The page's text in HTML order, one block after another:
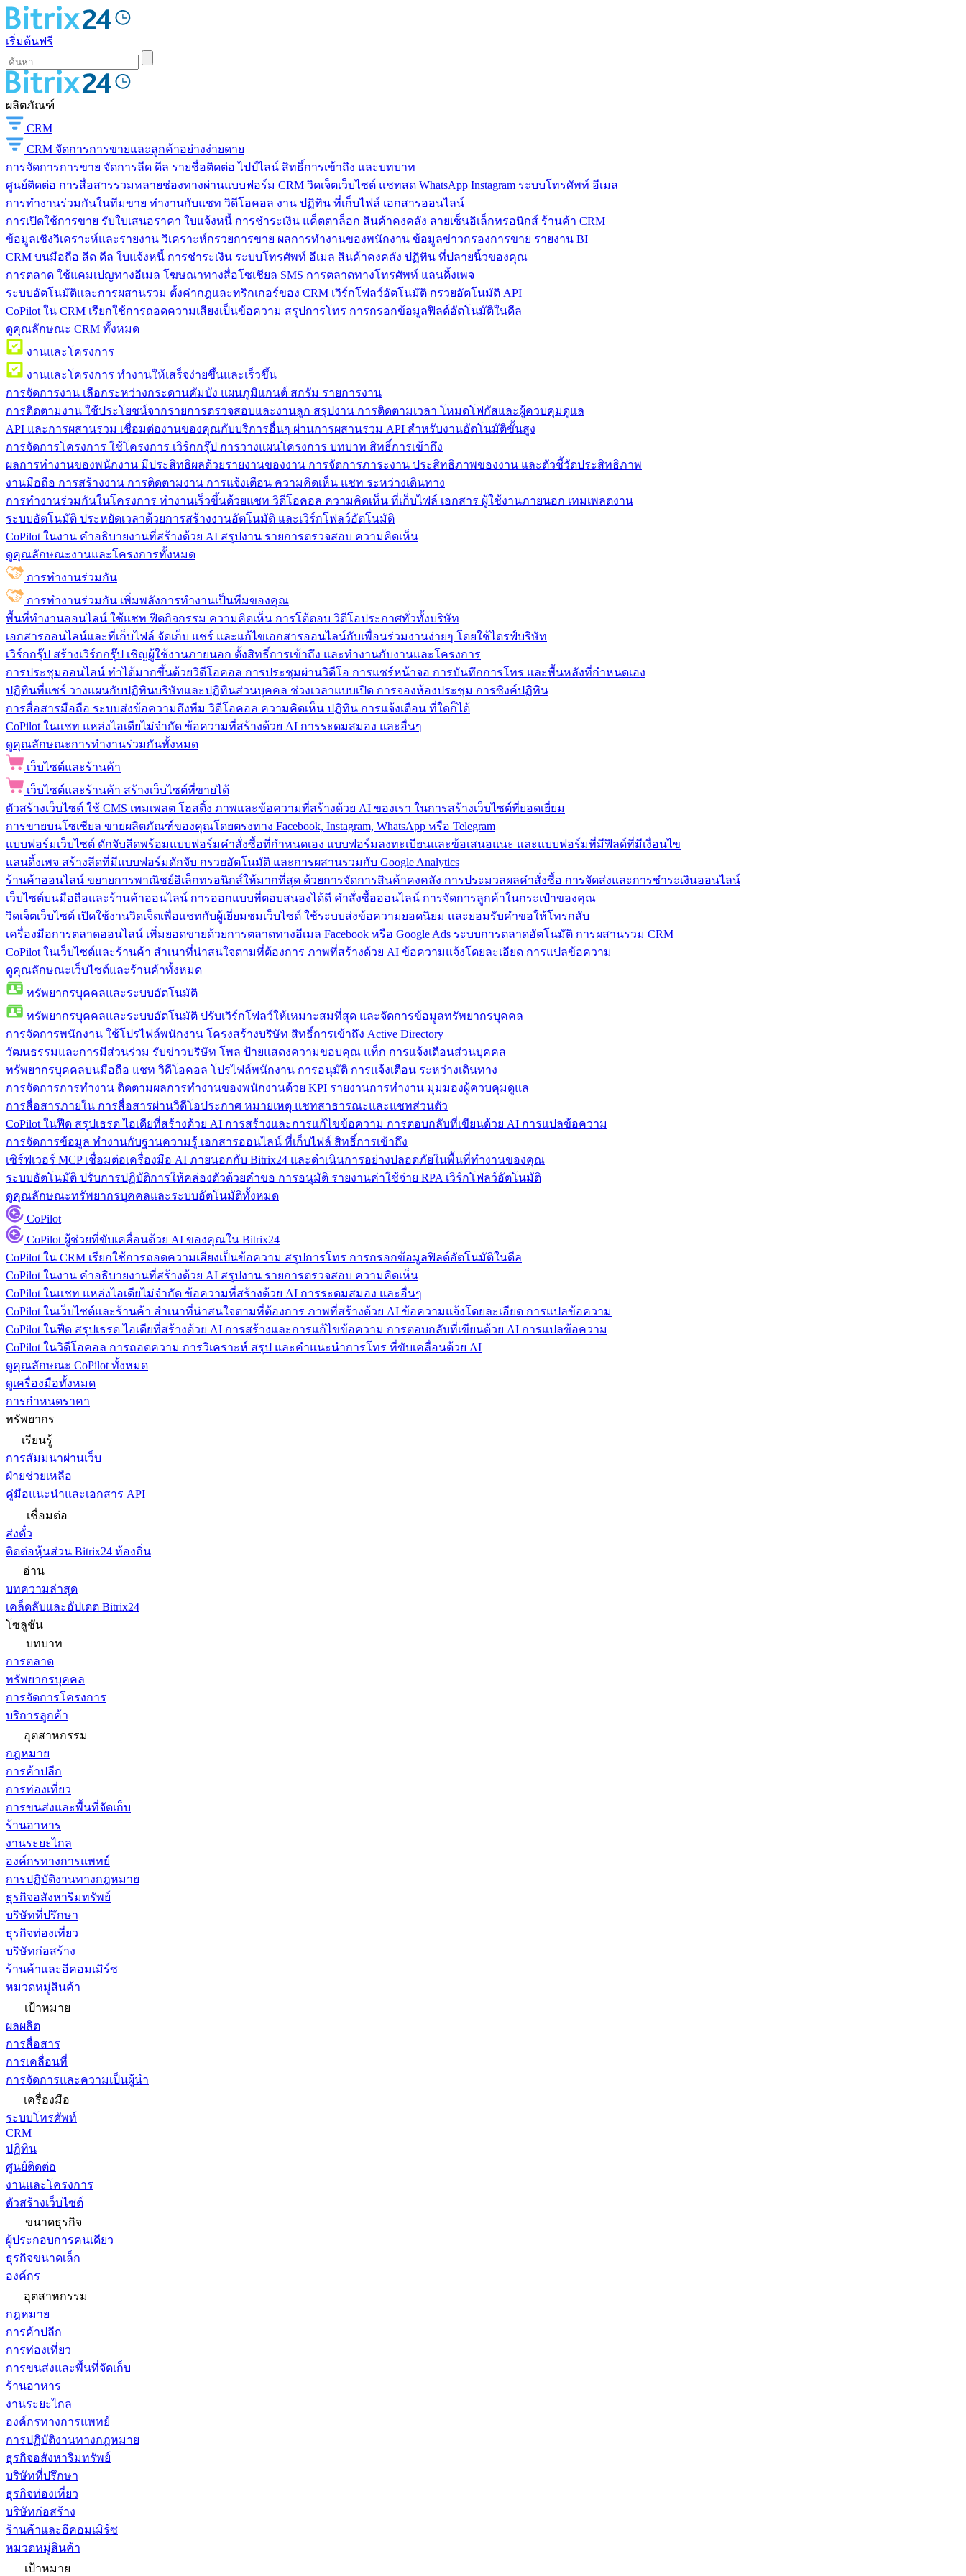
เริ่มต้นฟรี
ผลิตภัณฑ์
CRM
CRM จัดการการขายและลูกค้าอย่างง่ายดาย
การจัดการการขาย จัดการลีด ดีล รายชื่อติดต่อ ไปป์ไลน์ สิทธิ์การเข้าถึง และบทบาท
ศูนย์ติดต่อ การสื่อสารรวมหลายช่องทางผ่านแบบฟอร์ม CRM วิดเจ็ตเว็บไซต์ แชทสด WhatsApp Instagram ระบบโทรศัพท์ อีเมล
การทำงานร่วมกันในทีมขาย ทำงานกับแชท วิดีโอคอล งาน ปฏิทิน ที่เก็บไฟล์ เอกสารออนไลน์
การเปิดใช้การขาย รับใบเสนอราคา ใบแจ้งหนี้ การชำระเงิน แค็ตตาล็อก สินค้าคงคลัง ลายเซ็นอิเล็กทรอนิกส์ ร้านค้า CRM
ข้อมูลเชิงวิเคราะห์และรายงาน วิเคราะห์กรวยการขาย ผลการทำงานของพนักงาน ข้อมูลข่าวกรองการขาย รายงาน BI
CRM บนมือถือ ลีด ดีล ใบแจ้งหนี้ การชำระเงิน ระบบโทรศัพท์ อีเมล สินค้าคงคลัง ปฏิทิน ที่ปลายนิ้วของคุณ
การตลาด ใช้แคมเปญทางอีเมล โฆษณาทางสื่อโซเชียล SMS การตลาดทางโทรศัพท์ แลนดิ้งเพจ
ระบบอัตโนมัติและการผสานรวม ตั้งค่ากฎและทริกเกอร์ของ CRM เวิร์กโฟลว์อัตโนมัติ กรวยอัตโนมัติ API
CoPilot ใน CRM เรียกใช้การถอดความเสียงเป็นข้อความ สรุปการโทร การกรอกข้อมูลฟิลด์อัตโนมัติในดีล
ดูคุณลักษณะ CRM ทั้งหมด
งานและโครงการ
งานและโครงการ ทำงานให้เสร็จง่ายขึ้นและเร็วขึ้น
การจัดการงาน เลือกระหว่างกระดานคัมบัง แผนภูมิแกนต์ สกรัม รายการงาน
การติดตามงาน ใช้ประโยชน์จากรายการตรวจสอบและงานลูก สรุปงาน การติดตามเวลา โหมดโฟกัสและผู้ควบคุมดูแล
API และการผสานรวม เชื่อมต่องานของคุณกับบริการอื่นๆ ผ่านการผสานรวม API สำหรับงานอัตโนมัติขั้นสูง
การจัดการโครงการ ใช้โครงการ เวิร์กกรุ๊ป การวางแผนโครงการ บทบาท สิทธิ์การเข้าถึง
ผลการทำงานของพนักงาน มีประสิทธิผลด้วยรายงานของงาน การจัดการภาระงาน ประสิทธิภาพของงาน และตัวชี้วัดประสิทธิภาพ
งานมือถือ การสร้างงาน การติดตามงาน การแจ้งเตือน ความคิดเห็น แชท ระหว่างเดินทาง
การทำงานร่วมกันในโครงการ ทํางานเร็วขึ้นด้วยแชท วิดีโอคอล ความคิดเห็น ที่เก็บไฟล์ เอกสาร ผู้ใช้งานภายนอก เทมเพลตงาน
ระบบอัตโนมัติ ประหยัดเวลาด้วยการสร้างงานอัตโนมัติ และเวิร์กโฟลว์อัตโนมัติ
CoPilot ในงาน คำอธิบายงานที่สร้างด้วย AI สรุปงาน รายการตรวจสอบ ความคิดเห็น
ดูคุณลักษณะงานและโครงการทั้งหมด
การทำงานร่วมกัน
การทำงานร่วมกัน เพิ่มพลังการทำงานเป็นทีมของคุณ
พื้นที่ทำงานออนไลน์ ใช้แชท ฟีดกิจกรรม ความคิดเห็น การโต้ตอบ วิดีโอประกาศทั่วทั้งบริษัท
เอกสารออนไลน์และที่เก็บไฟล์ จัดเก็บ แชร์ และแก้ไขเอกสารออนไลน์กับเพื่อนร่วมงานง่ายๆ โดยใช้ไดรฟ์บริษัท
เวิร์กกรุ๊ป สร้างเวิร์กกรุ๊ป เชิญผู้ใช้งานภายนอก ตั้งสิทธิ์การเข้าถึง และทำงานกับงานและโครงการ
การประชุมออนไลน์ ทำได้มากขึ้นด้วยวิดีโอคอล การประชุมผ่านวิดีโอ การแชร์หน้าจอ การบันทึกการโทร และพื้นหลังที่กำหนดเอง
ปฏิทินที่แชร์ วางแผนกับปฏิทินบริษัทและปฏิทินส่วนบุคคล ช่วงเวลาแบบเปิด การจองห้องประชุม การซิงค์ปฏิทิน
การสื่อสารมือถือ ระบบส่งข้อความถึงทีม วิดีโอคอล ความคิดเห็น ปฏิทิน การแจ้งเตือน ที่ใดก็ได้
CoPilot ในแชท แหล่งไอเดียไม่จำกัด ข้อความที่สร้างด้วย AI การระดมสมอง และอื่นๆ
ดูคุณลักษณะการทำงานร่วมกันทั้งหมด
เว็บไซต์และร้านค้า
เว็บไซต์และร้านค้า สร้างเว็บไซต์ที่ขายได้
ตัวสร้างเว็บไซต์ ใช้ CMS เทมเพลต โฮสติ้ง ภาพและข้อความที่สร้างด้วย AI ของเรา ในการสร้างเว็บไซต์ที่ยอดเยี่ยม
การขายบนโซเชียล ขายผลิตภัณฑ์ของคุณโดยตรงทาง Facebook, Instagram, WhatsApp หรือ Telegram
แบบฟอร์มเว็บไซต์ ดักจับลีดพร้อมแบบฟอร์มคำสั่งซื้อที่กำหนดเอง แบบฟอร์มลงทะเบียนและข้อเสนอแนะ และแบบฟอร์มที่มีฟิลด์ที่มีเงื่อนไข
แลนดิ้งเพจ สร้างลีดที่มีแบบฟอร์มดักจับ กรวยอัตโนมัติ และการผสานรวมกับ Google Analytics
ร้านค้าออนไลน์ ขยายการพาณิชย์อิเล็กทรอนิกส์ให้มากที่สุด ด้วยการจัดการสินค้าคงคลัง การประมวลผลคำสั่งซื้อ การจัดส่งและการชำระเงินออนไลน์
เว็บไซต์บนมือถือและร้านค้าออนไลน์ การออกแบบที่ตอบสนองได้ดี คำสั่งซื้อออนไลน์ การจัดการลูกค้าในกระเป๋าของคุณ
วิดเจ็ตเว็บไซต์ เปิดใช้งานวิดเจ็ตเพื่อแชทกับผู้เยี่ยมชมเว็บไซต์ ใช้ระบบส่งข้อความยอดนิยม และยอมรับคำขอให้โทรกลับ
เครื่องมือการตลาดออนไลน์ เพิ่มยอดขายด้วยการตลาดทางอีเมล Facebook หรือ Google Ads ระบบการตลาดอัตโนมัติ การผสานรวม CRM
CoPilot ในเว็บไซต์และร้านค้า สำเนาที่น่าสนใจตามที่ต้องการ ภาพที่สร้างด้วย AI ข้อความแจ้งโดยละเอียด การแปลข้อความ
ดูคุณลักษณะเว็บไซต์และร้านค้าทั้งหมด
ทรัพยากรบุคคลและระบบอัตโนมัติ
ทรัพยากรบุคคลและระบบอัตโนมัติ ปรับเวิร์กโฟลว์ให้เหมาะสมที่สุด และจัดการข้อมูลทรัพยากรบุคคล
การจัดการพนักงาน ใช้โปรไฟล์พนักงาน โครงสร้างบริษัท สิทธิ์การเข้าถึง Active Directory
วัฒนธรรมและการมีส่วนร่วม รับข่าวบริษัท โพล ป้ายแสดงความขอบคุณ แท็ก การแจ้งเตือนส่วนบุคคล
ทรัพยากรบุคคลบนมือถือ แชท วิดีโอคอล โปรไฟล์พนักงาน การอนุมัติ การแจ้งเตือน ระหว่างเดินทาง
การจัดการการทำงาน ติดตามผลการทำงานของพนักงานด้วย KPI รายงานการทำงาน มุมมองผู้ควบคุมดูแล
การสื่อสารภายใน การสื่อสารผ่านวิดีโอประกาศ หมายเหตุ แชทสาธารณะและแชทส่วนตัว
CoPilot ในฟีด สรุปเธรด ไอเดียที่สร้างด้วย AI การสร้างและการแก้ไขข้อความ การตอบกลับที่เขียนด้วย AI การแปลข้อความ
การจัดการข้อมูล ทำงานกับฐานความรู้ เอกสารออนไลน์ ที่เก็บไฟล์ สิทธิ์การเข้าถึง
เซิร์ฟเวอร์ MCP เชื่อมต่อเครื่องมือ AI ภายนอกกับ Bitrix24 และดำเนินการอย่างปลอดภัยในพื้นที่ทำงานของคุณ
ระบบอัตโนมัติ ปรับการปฏิบัติการให้คล่องตัวด้วยคำขอ การอนุมัติ รายงานค่าใช้จ่าย RPA เวิร์กโฟลว์อัตโนมัติ
ดูคุณลักษณะทรัพยากรบุคคลและระบบอัตโนมัติทั้งหมด
CoPilot
CoPilot ผู้ช่วยที่ขับเคลื่อนด้วย AI ของคุณใน Bitrix24
CoPilot ใน CRM เรียกใช้การถอดความเสียงเป็นข้อความ สรุปการโทร การกรอกข้อมูลฟิลด์อัตโนมัติในดีล
CoPilot ในงาน คำอธิบายงานที่สร้างด้วย AI สรุปงาน รายการตรวจสอบ ความคิดเห็น
CoPilot ในแชท แหล่งไอเดียไม่จำกัด ข้อความที่สร้างด้วย AI การระดมสมอง และอื่นๆ
CoPilot ในเว็บไซต์และร้านค้า สำเนาที่น่าสนใจตามที่ต้องการ ภาพที่สร้างด้วย AI ข้อความแจ้งโดยละเอียด การแปลข้อความ
CoPilot ในฟีด สรุปเธรด ไอเดียที่สร้างด้วย AI การสร้างและการแก้ไขข้อความ การตอบกลับที่เขียนด้วย AI การแปลข้อความ
CoPilot ในวิดีโอคอล การถอดความ การวิเคราะห์ สรุป และคำแนะนำการโทร ที่ขับเคลื่อนด้วย AI
ดูคุณลักษณะ CoPilot ทั้งหมด
ดูเครื่องมือทั้งหมด
การกำหนดราคา
ทรัพยากร
เรียนรู้
การสัมมนาผ่านเว็บ
ฝ่ายช่วยเหลือ
คู่มือแนะนำและเอกสาร API
เชื่อมต่อ
ส่งตั๋ว
ติดต่อหุ้นส่วน Bitrix24 ท้องถิ่น
อ่าน
บทความล่าสุด
เคล็ดลับและอัปเดต Bitrix24
โซลูชัน
บทบาท
การตลาด
ทรัพยากรบุคคล
การจัดการโครงการ
บริการลูกค้า
อุตสาหกรรม
กฎหมาย
การค้าปลีก
การท่องเที่ยว
การขนส่งและพื้นที่จัดเก็บ
ร้านอาหาร
งานระยะไกล
องค์กรทางการแพทย์
การปฏิบัติงานทางกฎหมาย
ธุรกิจอสังหาริมทรัพย์
บริษัทที่ปรึกษา
ธุรกิจท่องเที่ยว
บริษัทก่อสร้าง
ร้านค้าและอีคอมเมิร์ซ
หมวดหมู่สินค้า
เป้าหมาย
ผลผลิต
การสื่อสาร
การเคลื่อนที่
การจัดการและความเป็นผู้นำ
เครื่องมือ
ระบบโทรศัพท์
CRM
ปฏิทิน
ศูนย์ติดต่อ
งานและโครงการ
ตัวสร้างเว็บไซต์
ขนาดธุรกิจ
ผู้ประกอบการคนเดียว
ธุรกิจขนาดเล็ก
องค์กร
อุตสาหกรรม
กฎหมาย
การค้าปลีก
การท่องเที่ยว
การขนส่งและพื้นที่จัดเก็บ
ร้านอาหาร
งานระยะไกล
องค์กรทางการแพทย์
การปฏิบัติงานทางกฎหมาย
ธุรกิจอสังหาริมทรัพย์
บริษัทที่ปรึกษา
ธุรกิจท่องเที่ยว
บริษัทก่อสร้าง
ร้านค้าและอีคอมเมิร์ซ
หมวดหมู่สินค้า
เป้าหมาย